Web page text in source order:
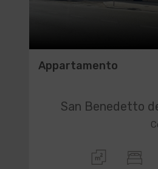
Appartamento
San Benedetto